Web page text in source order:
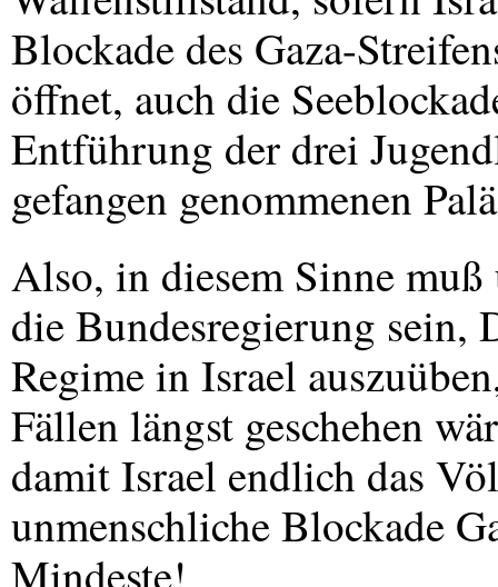
Blockade des Gaza-
öffnet, auch die
Entführung der drei
gefangen genommenen
Also, in diesem Sinne
die Bundesregierung sein,
Regime in Israel
Fällen längst geschehen
damit Israel endlich das
unmenschliche Blockade
Mindeste!